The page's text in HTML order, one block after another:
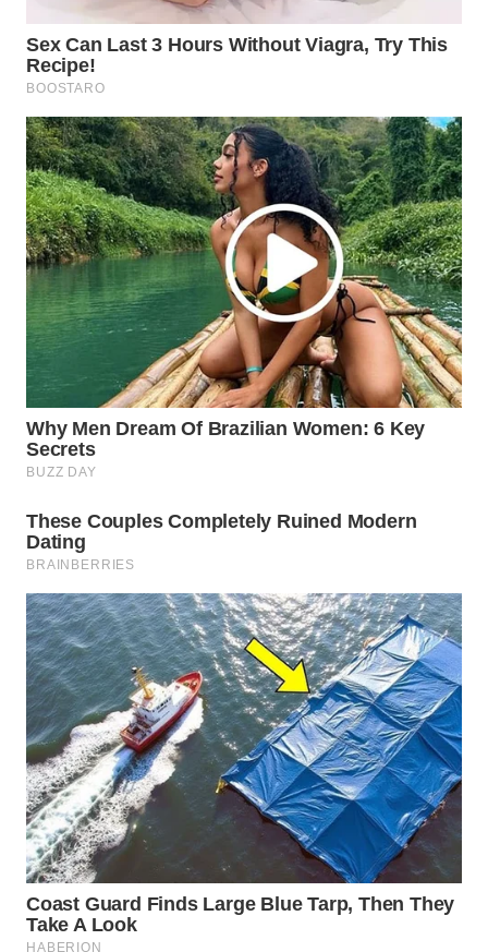
PRIANGAN
TIMUR
WN
SEMARANG
WN
SOLO
WN
BOROBUDUR
WN
MADURA
SURABAYA
NATUNA
BINTAN
WN
MANDALIKA
WN
LIKUPANG
WN
LABUANBAJO
WN
BORNEO